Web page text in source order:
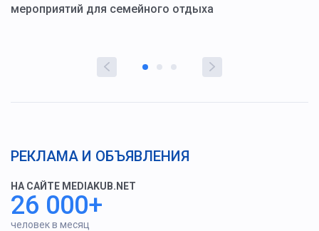
мероприятий для семейного отдыха
РЕКЛАМА И ОБЪЯВЛЕНИЯ
НА САЙТЕ MEDIAKUB.NET
26 000+
человек в месяц